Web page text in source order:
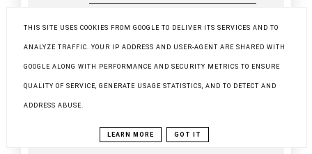
ODPOWIEDZ
JOLANTA STRAŻYC 21 LIPCA 2013 22:02
Pozdrawiam :)
THIS SITE USES COOKIES FROM GOOGLE TO DELIVER ITS SERVICES AND TO
ANALYZE TRAFFIC. YOUR IP ADDRESS AND USER-AGENT ARE SHARED WITH
GOOGLE ALONG WITH PERFORMANCE AND SECURITY METRICS TO ENSURE
QUALITY OF SERVICE, GENERATE USAGE STATISTICS, AND TO DETECT AND
ADDRESS ABUSE.
LEARN MORE GOT IT